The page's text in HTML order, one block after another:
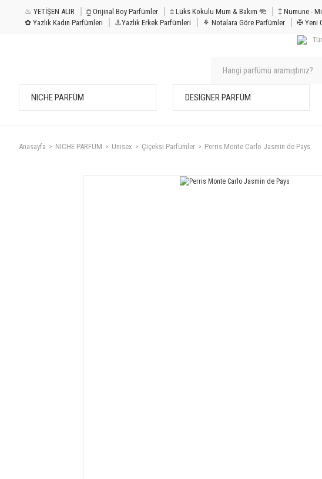
♨ YETİŞEN ALIR ⧮ Orijinal Boy Parfümler ⩭ Lüks Kokulu Mum & Bakım 𐦝 ‡ Numune -
✿ Yazlık Kadın Parfümleri
⚓Yazlık Erkek Parfümleri ⚘ Notalara Göre Parfümler ✠ Yeni
NICHE PARFÜM DESIGNER PARFÜM
Anasayfa NICHE PARFÜM Unısex Çiçeksi Parfümler Perris Monte Carlo Jasmin de Pays